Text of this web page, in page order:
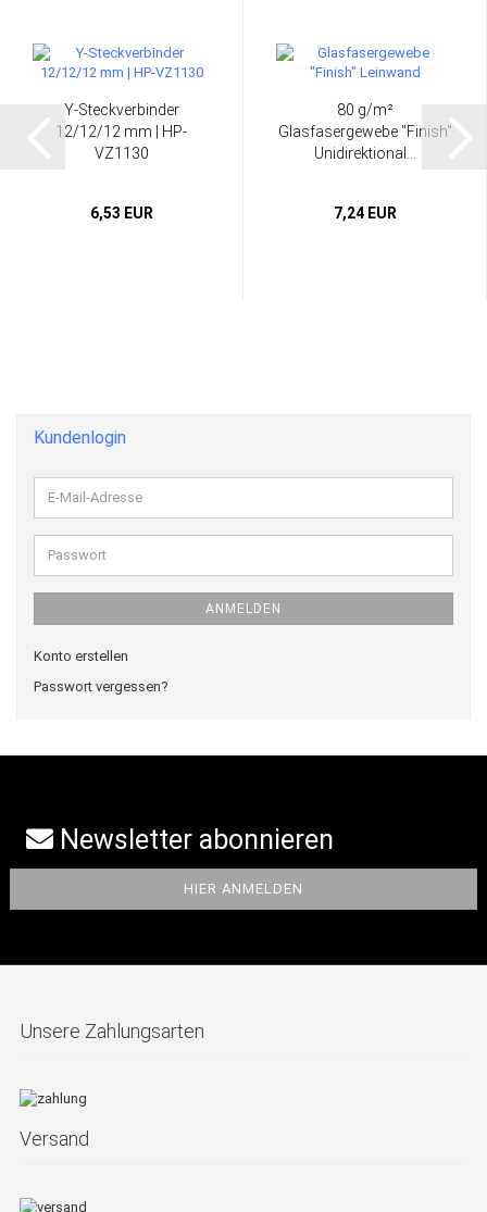
Y-Steckverbinder
12/12/12 mm | HP-
VZ1130
6,53 EUR
80 g/m²
Glasfasergewebe "Finish"
Unidirektional...
7,24 EUR
Kundenlogin
E-
Mail-
Adresse
Passwort
ANMELDEN
Konto erstellen
Passwort vergessen?
Newsletter abonnieren
Unsere Zahlungsarten
Versand